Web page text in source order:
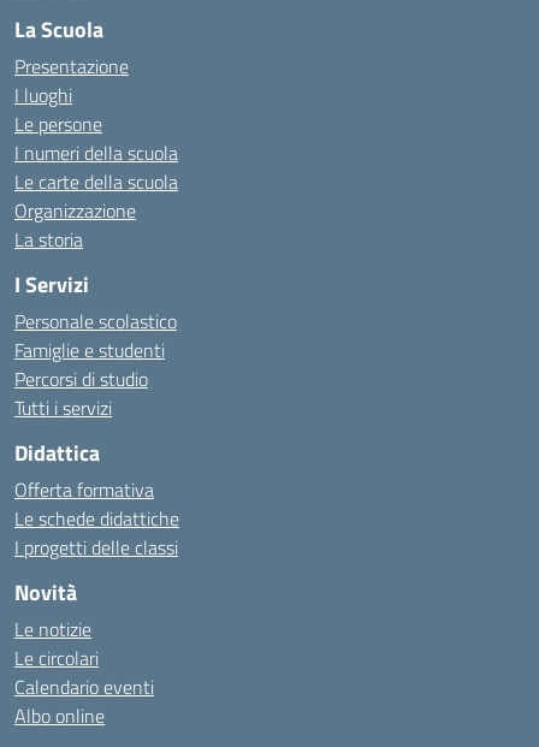
La Scuola
Presentazione
I luoghi
Le persone
I numeri della scuola
Le carte della scuola
Organizzazione
La storia
I Servizi
Personale scolastico
Famiglie e studenti
Percorsi di studio
Tutti i servizi
Didattica
Offerta formativa
Le schede didattiche
I progetti delle classi
Novità
Le notizie
Le circolari
Calendario eventi
Albo online